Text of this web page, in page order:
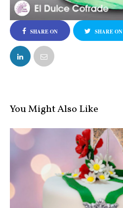
SHARE ON
FACEBOOK
SHARE ON
You Might Also Like